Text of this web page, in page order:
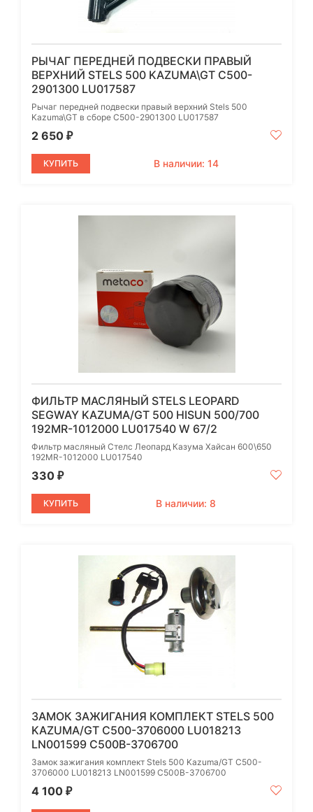
РЫЧАГ ПЕРЕДНЕЙ ПОДВЕСКИ ПРАВЫЙ
ВЕРХНИЙ STELS 500 KAZUMA\GT C500-
2901300 LU017587
Рычаг передней подвески правый верхний Stels 500
Kazuma\GT в сборе C500-2901300 LU017587
2 650 ₽
КУПИТЬ В наличии: 14
ФИЛЬТР МАСЛЯНЫЙ STELS LEOPARD
SEGWAY KAZUMA/GT 500 HISUN 500/700
192MR-1012000 LU017540 W 67/2
Фильтр масляный Стелс Леопард Казума Хайсан 600\650
192MR-1012000 LU017540
330 ₽
КУПИТЬ В наличии: 8
ЗАМОК ЗАЖИГАНИЯ КОМПЛЕКТ STELS 500
KAZUMA/GT C500-3706000 LU018213
LN001599 C500B-3706700
Замок зажигания комплект Stels 500 Kazuma/GT C500-
3706000 LU018213 LN001599 C500B-3706700
4 100 ₽